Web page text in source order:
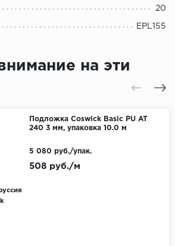
20
EPL155
на эти
Подложка Coswick Basic PU AT
240 3 мм, упаковка 10.0 м
508 руб./м
5 080 руб./упак.